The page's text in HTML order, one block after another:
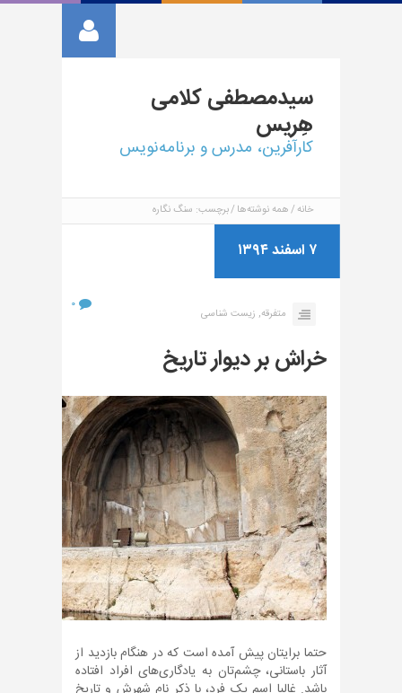
سیدمصطفیکلامی
هِریس
کارآفرین، مدرس و برنامه‌نویس
خانه همه نوشته‌ها برچسب: سنگ نگاره
۷ اسفند ۱۳۹۴
متفرقه, زیست شناسی
۰
خراش بر دیوار تاریخ
حتما برایتان پیش آمده است که در هنگام بازدید از
آثار باستانی، چشم‌تان به یادگاری‌های افراد افتاده